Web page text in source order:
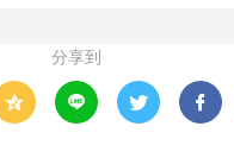
分享到
   